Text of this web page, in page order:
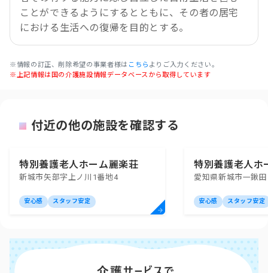
ことができるようにするとともに、その者の居宅
における生活への復帰を目的とする。
※情報の訂正、削除希望の事業者様は こちら よりご入力ください。
※上記情報は国の介護施設情報データベースから取得しています
付近の他の施設を確認する
特別養護老人ホーム麗楽荘
新城市矢部字上ノ川1番地4
安心感 スタッフ安定
特別養護老人ホ
愛知県新城市一鍬
安心感 スタッフ安定